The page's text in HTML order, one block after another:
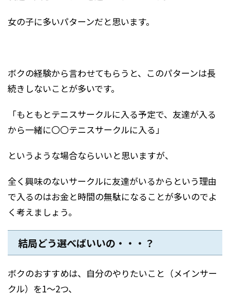
女の子に多いパターンだと思います。
ボクの経験から言わせてもらうと、このパターンは長
続きしないことが多いです。
「もともとテニスサークルに入る予定で、友達が入る
から一緒に〇〇テニスサークルに入る」
というような場合ならいいと思いますが、
全く興味のないサークルに友達がいるからという理由
で入るのはお金と時間の無駄になることが多いのでよ
く考えましょう。
結局どう選べばいいの・・・？
ボクのおすすめは、自分のやりたいこと（メインサー
クル）を1〜2つ、